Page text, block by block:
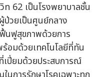
ท 62 เป็นโรงพยาบาลชั้น
วยเป็นศูนย์กลาง
นฟูสุขภาพด้วยการ
อมด้วยเทคโนโลยีที่ทัน
ปี่ยมด้วยประสบการณ์